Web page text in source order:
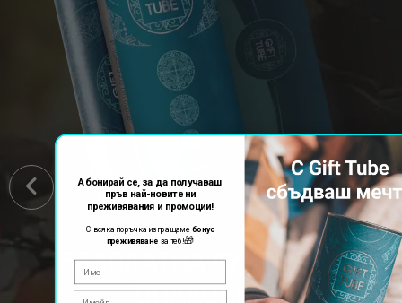
БЕЗПЛАТНА ЛУКСОЗНА
ОПАКОВКА
Абонирай се, за да получаваш
пръв най-новите ни
преживявания и промоции!
С всяка поръчка изпращаме бонус
преживяванеза теб!🎁